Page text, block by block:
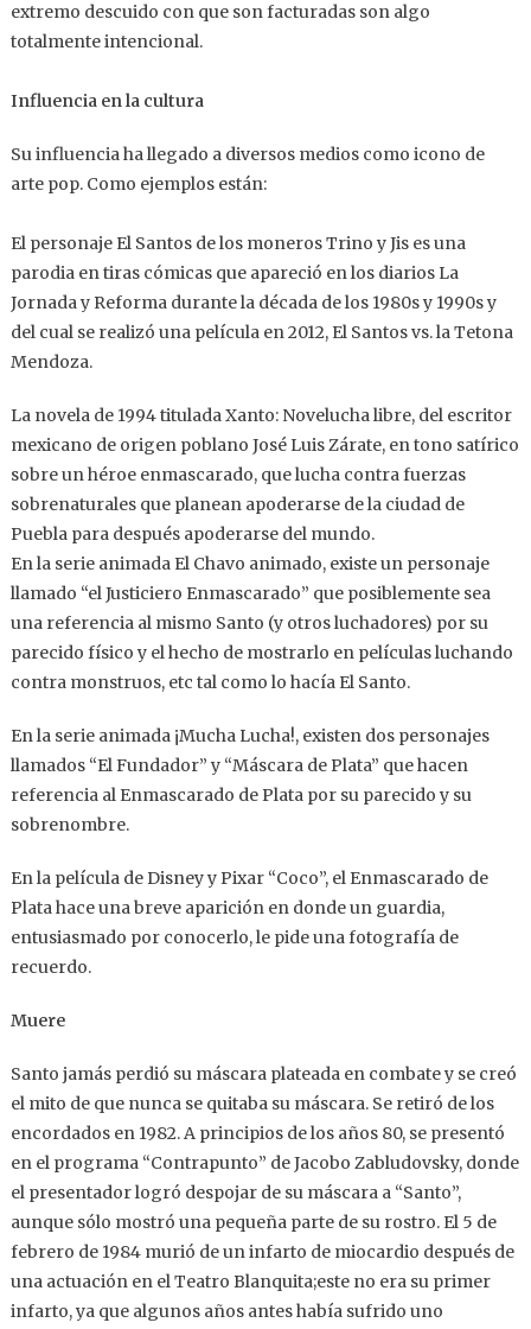
extremo descuido con que son facturadas son algo
totalmente intencional.
Influencia en la cultura
Su influencia ha llegado a diversos medios como icono de
arte pop. Como ejemplos están:
El personaje El Santos de los moneros Trino y Jis es una
parodia en tiras cómicas que apareció en los diarios La
Jornada y Reforma durante la década de los 1980s y 1990s y
del cual se realizó una película en 2012, El Santos vs. la Tetona
Mendoza.
La novela de 1994 titulada Xanto: Novelucha libre, del escritor
mexicano de origen poblano José Luis Zárate, en tono satírico
sobre un héroe enmascarado, que lucha contra fuerzas
sobrenaturales que planean apoderarse de la ciudad de
Puebla para después apoderarse del mundo.
En la serie animada El Chavo animado, existe un personaje
llamado “el Justiciero Enmascarado” que posiblemente sea
una referencia al mismo Santo (y otros luchadores) por su
parecido físico y el hecho de mostrarlo en películas luchando
contra monstruos, etc tal como lo hacía El Santo.
En la serie animada ¡Mucha Lucha!, existen dos personajes
llamados “El Fundador” y “Máscara de Plata” que hacen
referencia al Enmascarado de Plata por su parecido y su
sobrenombre.
En la película de Disney y Pixar “Coco”, el Enmascarado de
Plata hace una breve aparición en donde un guardia,
entusiasmado por conocerlo, le pide una fotografía de
recuerdo.
Muere
Santo jamás perdió su máscara plateada en combate y se creó
el mito de que nunca se quitaba su máscara. Se retiró de los
encordados en 1982. A principios de los años 80, se presentó
en el programa “Contrapunto” de Jacobo Zabludovsky, donde
el presentador logró despojar de su máscara a “Santo”,
aunque sólo mostró una pequeña parte de su rostro. El 5 de
febrero de 1984 murió de un infarto de miocardio después de
una actuación en el Teatro Blanquita;este no era su primer
infarto, ya que algunos años antes había sufrido uno